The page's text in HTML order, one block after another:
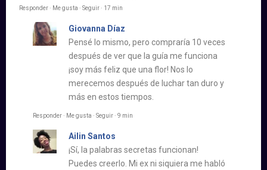
Responder · Me gusta · Seguir · 17 min
Giovanna Díaz
Pensé lo mismo, pero compraría 10 veces
después de ver que la guía me funciona
¡soy más feliz que una flor! Nos lo
merecemos después de luchar tan duro y
más en estos tiempos.
Responder · Me gusta · Seguir · 9 min
Ailin Santos​
¡Sí, la palabras secretas funcionan!
Puedes creerlo. Mi ex ni siquiera me habló